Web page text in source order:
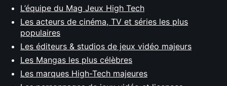
L’équipe du Mag Jeux High Tech
Les acteurs de cinéma, TV et séries les plus
populaires
Les éditeurs & studios de jeux vidéo majeurs
Les Mangas les plus célèbres
Les marques High-Tech majeures